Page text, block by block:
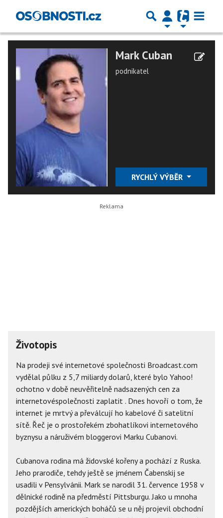
Mark Cuban
podnikatel
RYCHLÝ VÝBĚR
Životopis
Na prodeji své internetové společnosti Broadcast.com
vydělal půlku z 5,7 miliardy dolarů, které bylo Yahoo!
ochotno v době neuvěřitelně nadsazených cen za
internetovéspolečnosti zaplatit . Dnes hovoří o tom, že
internet je mrtvý a převálcují ho kabelové či satelitní
sítě. Řeč je o prostořekém zbohatlíkovi internetového
byznysu a náruživém bloggerovi Marku Cubanovi.
Cubanova rodina má židovské kořeny a pochází z Ruska.
Jeho prarodiče, tehdy ještě se jménem Čabenskij se
usadili v Pensylvánii. Mark se narodil 31. července 1958 v
dělnické rodině na předměstí Pittsburgu. Jako u mnoha
pozdějších amerických boháčů se u něj projevil obchodní